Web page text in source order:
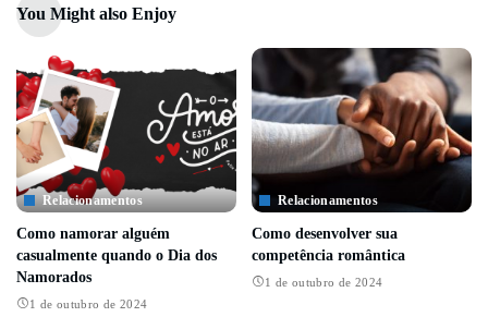
You Might also Enjoy
Relacionamentos
Como namorar alguém
casualmente quando o Dia dos
Namorados
1 de outubro de 2024
Relacionamentos
Como desenvolver sua
competência romântica
1 de outubro de 2024